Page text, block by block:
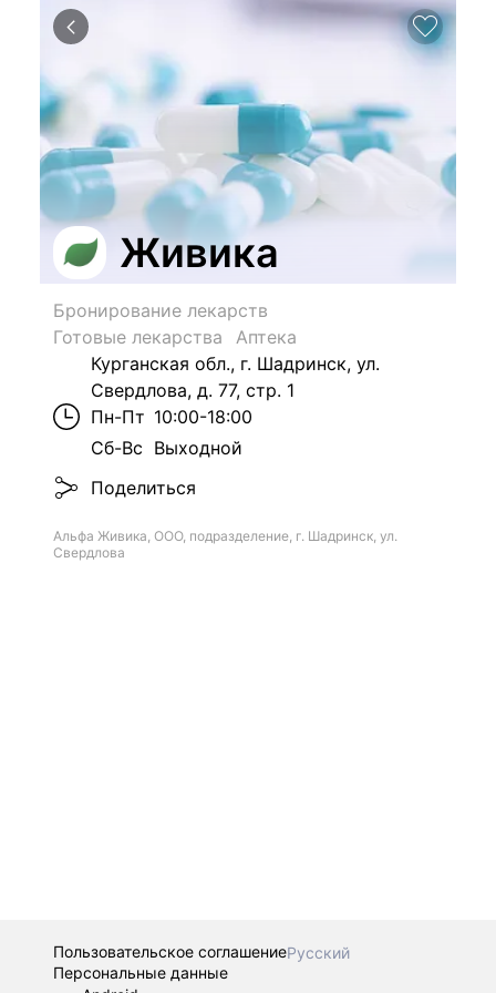
Живика
Бронирование лекарств
Готовые лекарства
Аптека
Курганская обл., г. Шадринск, ул.
Свердлова, д. 77, стр. 1
Пн-Пт 10:00-18:00
Сб-Вс Выходной
Поделиться
Альфа Живика, ООО, подразделение, г. Шадринск, ул.
Свердлова
Пользовательское соглашениеРусский
Персональные данные